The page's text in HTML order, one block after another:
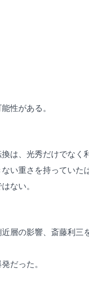
性がある。
は、光秀だけでなく
い重さを持っていた
ない。
層の影響、斎藤利三
だった。